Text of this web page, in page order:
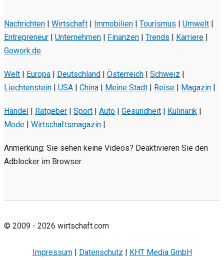
Nachrichten | Wirtschaft | Immobilien | Tourismus | Umwelt |
Entrepreneur | Unternehmen | Finanzen | Trends | Karriere |
Gowork.de
Welt | Europa | Deutschland | Österreich | Schweiz |
Liechtenstein | USA | China | Meine Stadt | Reise | Magazin |
Handel | Ratgeber | Sport | Auto | Gesundheit | Kulinarik |
Mode | Wirtschaftsmagazin |
Anmerkung: Sie sehen keine Videos? Deaktivieren Sie den
Adblocker im Browser.
© 2009 - 2026 wirtschaft.com
Impressum| Datenschutz | KHT Media GmbH